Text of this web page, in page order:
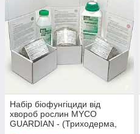
Набір біофунгіциди від
хвороб рослин MYCO
GUARDIAN - (Триходерма,